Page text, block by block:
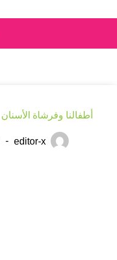
أطفالنا وفرشاة الأسنان
editor-x